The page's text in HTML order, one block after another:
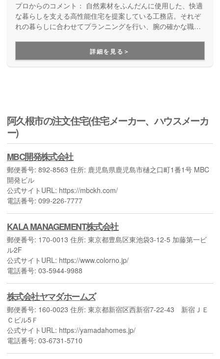
プロからのコメント： 自然素材をふんだんに使用した、快適
な暮らしを支える高性能住宅を提案している工務店。それぞ
れの暮らしに合わせてプランニングを行い、腕の確かな職人
康的な暮らしに重点を置いて家づくりをお考えの方にお勧め
しています。
詳細を見る＞
阿久根市の注文住宅(住宅メーカー、ハウスメーカ
ー)
MBC開発株式会社
郵便番号: 892-8563 住所: 鹿児島県鹿児島市樋之口町1番1号 MBC
開発ビル
公式サイトURL: https://mbckh.com/
電話番号: 099-226-7777
KALA MANAGEMENT株式会社
郵便番号: 170-0013 住所: 東京都豊島区東池袋3-12-5 加藤第一ビ
ル2F
公式サイトURL: https://www.colorno.jp/
電話番号: 03-5944-9988
株式会社ヤマダホームズ
郵便番号: 160-0023 住所: 東京都新宿区西新宿7-22-43 新宿ＪＥ
Ｃビル5Ｆ
公式サイトURL: https://yamadahomes.jp/
電話番号: 03-6731-5710